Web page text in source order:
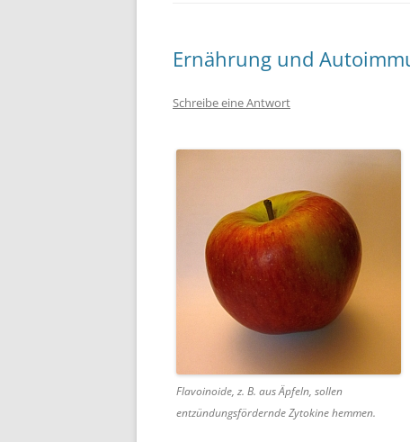
Ernährung und
Schreibe eine Antwort
Flavoinoide, z. B. aus Äpfeln, sollen
entzündungsfördernde Zytokine hemmen.